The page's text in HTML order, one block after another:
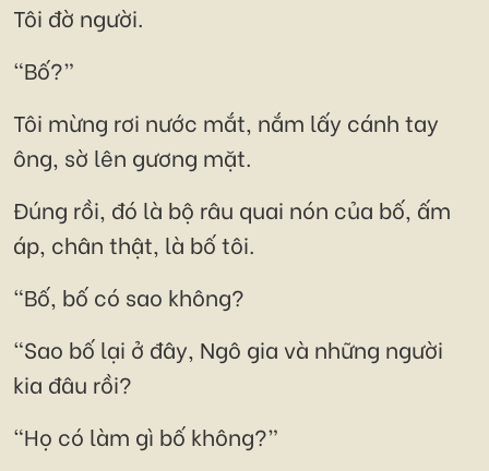
Tôi đờ người.
“Bố?”
Tôi mừng rơi nước mắt, nắm lấy cánh tay
ông, sờ lên gương mặt.
Đúng rồi, đó là bộ râu quai nón của bố, ấm
áp, chân thật, là bố tôi.
“Bố, bố có sao không?
“Sao bố lại ở đây, Ngô gia và những người
kia đâu rồi?
“Họ có làm gì bố không?”